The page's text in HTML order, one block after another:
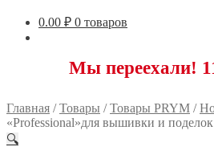
0.00 ₽ 0 товаров
Мы переехали! 117593
Главная /Товары /Товары PRYM /
«Professional»для вышивки и поделок
🔍